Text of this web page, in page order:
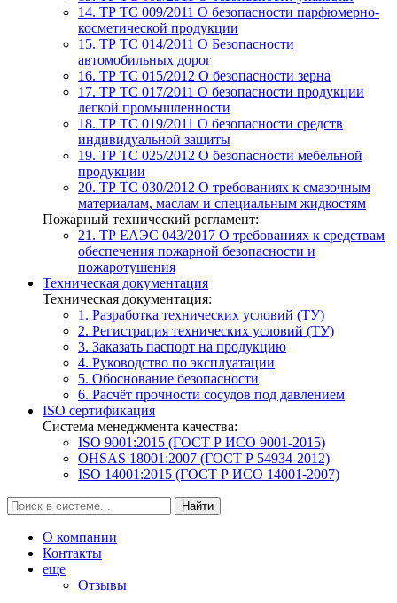
14. ТР ТС 009/2011 О безопасности парфюмерно-
косметической продукции
15. ТР ТС 014/2011 О Безопасности
автомобильных дорог
16. ТР ТС 015/2012 О безопасности зерна
17. ТР ТС 017/2011 О безопасности продукции
легкой промышленности
18. ТР ТС 019/2011 О безопасности средств
индивидуальной защиты
19. ТР ТС 025/2012 О безопасности мебельной
продукции
20. ТР ТС 030/2012 О требованиях к смазочным
материалам, маслам и специальным жидкостям
Пожарный технический регламент:
21. ТР ЕАЭС 043/2017 О требованиях к средствам
обеспечения пожарной безопасности и
пожаротушения
Техническая документация
Техническая документация:
1. Разработка технических условий (ТУ)
2. Регистрация технических условий (ТУ)
3. Заказать паспорт на продукцию
4. Руководство по эксплуатации
5. Обоснование безопасности
6. Расчёт прочности сосудов под давлением
ISO сертификация
Система менеджмента качества:
ISO 9001:2015 (ГОСТ Р ИСО 9001-2015)
OHSAS 18001:2007 (ГОСТ Р 54934-2012)
ISO 14001:2015 (ГОСТ Р ИСО 14001-2007)
Найти
О компании
Контакты
еще
Отзывы